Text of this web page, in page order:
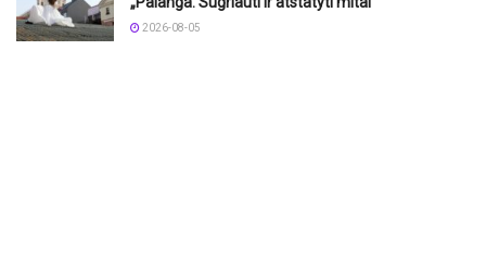
2026-08-05